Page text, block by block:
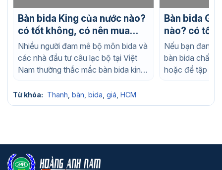
Bàn bida King của nước nào?
có tốt không, có nên mua
không?
Nhiều người đam mê bộ môn bida và
các nhà đầu tư câu lạc bộ tại Việt
Nam thường thắc mắc bàn bida king
Bàn bida
nào? có tốt
mua không?
Nếu bạn đang
bàn bida chất
hoặc để tập
Từ khóa: Thanh bàn bida giá HCM